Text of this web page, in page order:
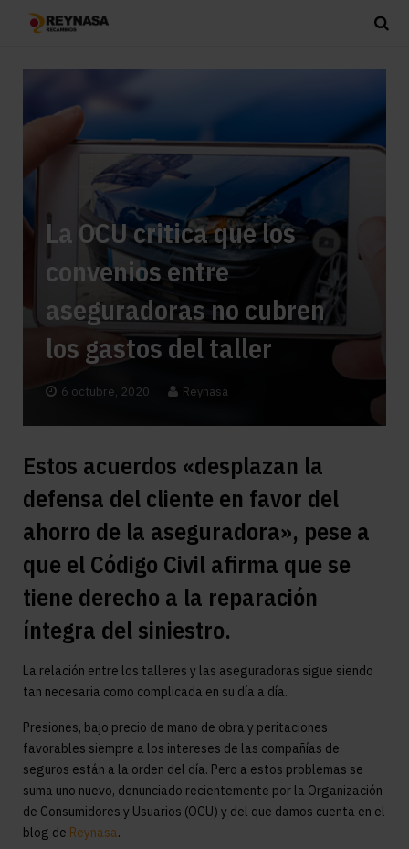
La OCU critica que los
convenios entre
aseguradoras no cubren
los gastos del taller
6 octubre, 2020 Reynasa
Estos acuerdos «desplazan la
defensa del cliente en favor del
ahorro de la aseguradora», pese a
que el Código Civil afirma que se
tiene derecho a la reparación
íntegra del siniestro.
La relación entre los talleres y las aseguradoras sigue siendo
tan necesaria como complicada en su día a día.
Presiones, bajo precio de mano de obra y peritaciones
favorables siempre a los intereses de las compañías de
seguros están a la orden del día. Pero a estos problemas se
suma uno nuevo, denunciado recientemente por la Organización
de Consumidores y Usuarios (OCU) y del que damos cuenta en el
blog de Reynasa.